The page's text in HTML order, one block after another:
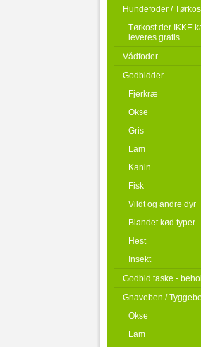
Hundefoder /
Tørkost der IKKE
leveres gratis
Vådfoder
Godbidder
Fjerkræ
Okse
Gris
Lam
Kanin
Fisk
Vildt og andre dyr
Blandet kød typer
Hest
Insekt
Godbid taske -
Gnaveben /
Okse
Lam